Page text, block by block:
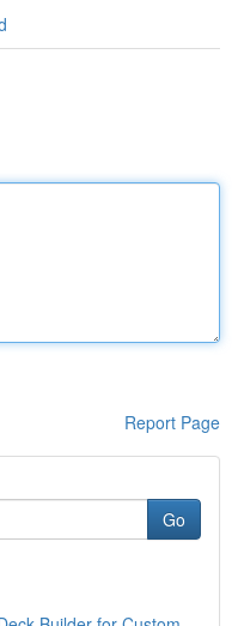
Report Page
Go